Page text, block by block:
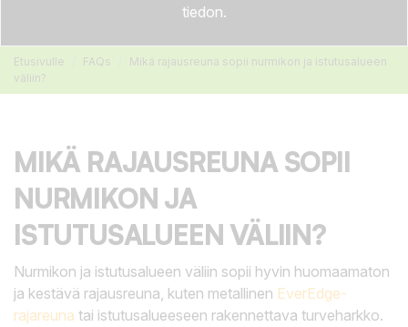
tiedon.
Etusivulle FAQs
Mikä rajausreuna sopii nurmikon ja istutusalueen
väliin?
MIKÄ RAJAUSREUNA SOPII
NURMIKON JA
ISTUTUSALUEEN VÄLIIN?
Nurmikon ja istutusalueen väliin sopii hyvin huomaamaton
ja kestävä rajausreuna, kuten metallinen EverEdge-
rajareuna tai istutusalueeseen rakennettava turveharkko.